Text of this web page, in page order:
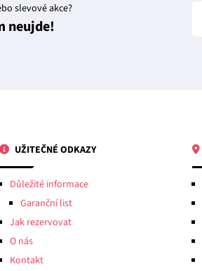
slevové akce?
neujde!
UŽITEČNÉ ODKAZY
Důležité informace
Garanční list
Jak rezervovat
O nás
Kontakt